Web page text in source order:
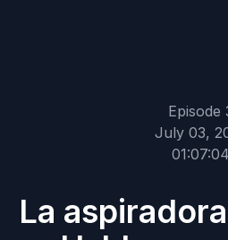
Episode
July 03,
01:07:04
La